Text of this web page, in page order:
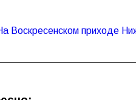
Воскресенском приходе